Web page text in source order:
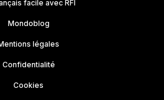
facile avec RFI
Mondoblog
légales
Confidentialité
Cookies